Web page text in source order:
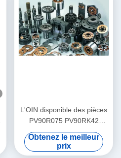
L'OIN disponible des pièces
PV90R075 PV90RK42
PV90L42 de pompe à piston
de Nachi certifient
Obtenez le meilleur
prix